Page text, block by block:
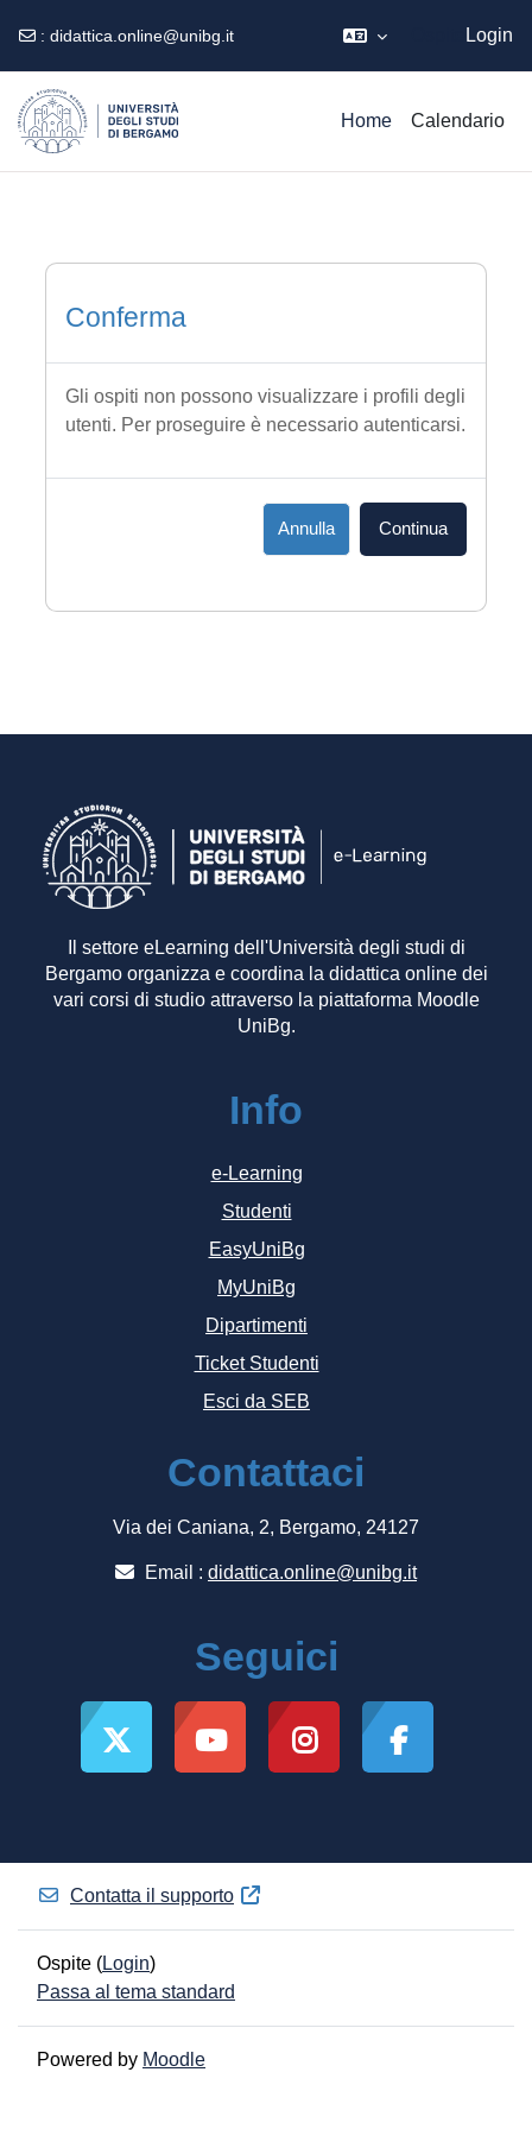
: didattica.online@unibg.it Login
Home Calendario
Conferma
Gli ospiti non possono visualizzare i profili degli
utenti. Per proseguire è necessario autenticarsi.
Annulla Continua
Il settore eLearning dell'Università degli studi di
Bergamo organizza e coordina la didattica online dei
vari corsi di studio attraverso la piattaforma Moodle
UniBg.
Info
e-Learning
Studenti
EasyUniBg
MyUniBg
Dipartimenti
Ticket Studenti
Esci da SEB
Contattaci
Via dei Caniana, 2, Bergamo, 24127
Email : didattica.online@unibg.it
Seguici
Contatta il supporto
Ospite (Login)
Passa al tema standard
Powered by Moodle